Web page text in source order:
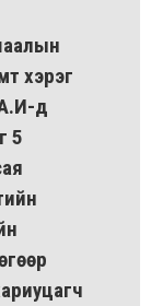
хэрэг
д
5